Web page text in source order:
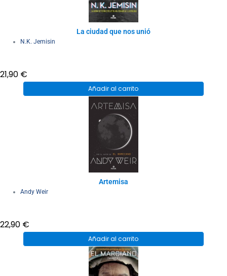
La ciudad que nos unió
N.K. Jemisin
21,90 €
Añadir al carrito
Artemisa
Andy Weir
22,90 €
Añadir al carrito